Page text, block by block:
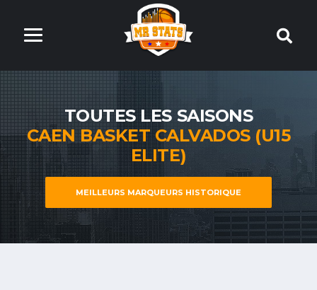
TOUTES LES SAISONS
CAEN BASKET CALVADOS (U15
ELITE)
MEILLEURS MARQUEURS HISTORIQUE